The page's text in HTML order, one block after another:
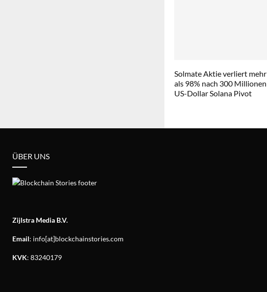
Solmate Aktie verliert mehr
als 98% nach 300 Millionen
US-Dollar Solana Pivot
ÜBER UNS
Zijlstra Media B.V.
Email: info[at]blockchainstories.com
KVK: 83240179